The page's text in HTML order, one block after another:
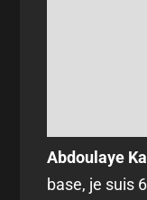
Abdoulaye
base, je suis